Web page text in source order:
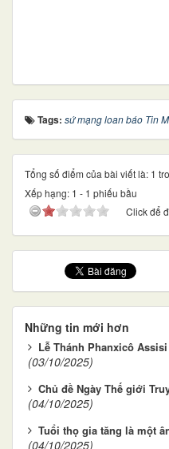
Tags: sứ mạng loan báo Tin
Tổng số điểm của bài viết là: 1
Xếp hạng: 1 - 1 phiếu bầu
Click để
Những tin mới hơn
Lễ Thánh Phanxicô
(03/10/2025)
Chủ đề Ngày Thế giới
(04/10/2025)
Tuổi thọ gia tăng là một
(04/10/2025)